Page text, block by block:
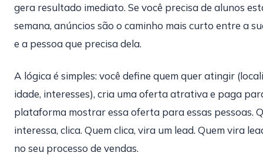
gera resultado imediato. Se você precisa de alunos
semana, anúncios são o caminho mais curto entre a
e a pessoa que precisa dela.
A lógica é simples: você define quem quer atingir
idade, interesses), cria uma oferta atrativa e paga
plataforma mostrar essa oferta para essas pessoas.
interessa, clica. Quem clica, vira um lead. Quem vira
no seu processo de vendas.